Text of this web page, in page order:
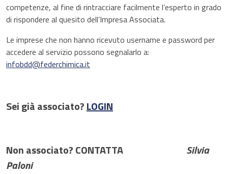
competenze, al fine di rintracciare facilmente l’esperto in grado
di rispondere al quesito dell’Impresa Associata.
Le imprese che non hanno ricevuto username e password per
accedere al servizio possono segnalarlo a:
infobdd@federchimica.it
Sei già associato?LOGIN
Non associato? CONTATTA Silvia
Paloni